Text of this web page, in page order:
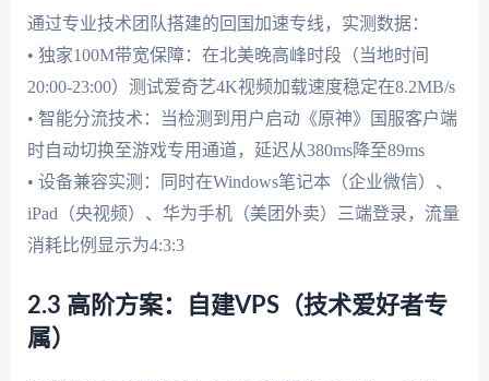
通过专业技术团队搭建的回国加速专线，实测数据：
• 独家100M带宽保障：在北美晚高峰时段（当地时间
20:00-23:00）测试爱奇艺4K视频加载速度稳定在8.2MB/s
• 智能分流技术：当检测到用户启动《原神》国服客户端
时自动切换至游戏专用通道，延迟从380ms降至89ms
• 设备兼容实测：同时在Windows笔记本（企业微信）、
iPad（央视频）、华为手机（美团外卖）三端登录，流量
消耗比例显示为4:3:3
2.3 高阶方案：自建VPS（技术爱好者专
属）